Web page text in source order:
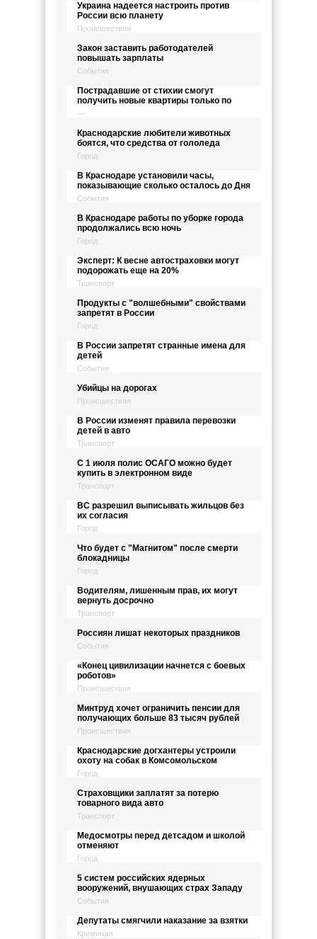
Украина надеется настроить против
России всю планету
Происшествия
Закон заставить работодателей
повышать зарплаты
События
Пострадавшие от стихии смогут
получить новые квартиры только по
---
Краснодарские любители животных
боятся, что средства от гололеда
Город
В Краснодаре установили часы,
показывающие сколько осталось до Дня
События
В Краснодаре работы по уборке города
продолжались всю ночь
Город
Эксперт: К весне автостраховки могут
подорожать еще на 20%
Транспорт
Продукты с "волшебными" свойствами
запретят в России
Город
В России запретят странные имена для
детей
События
Убийцы на дорогах
Происшествия
В России изменят правила перевозки
детей в авто
Транспорт
С 1 июля полис ОСАГО можно будет
купить в электронном виде
Транспорт
ВС разрешил выписывать жильцов без
их согласия
Город
Что будет с "Магнитом" после смерти
блокадницы
Город
Водителям, лишенным прав, их могут
вернуть досрочно
Транспорт
Россиян лишат некоторых праздников
События
«Конец цивилизации начнется с боевых
роботов»
Происшествия
Минтруд хочет ограничить пенсии для
получающих больше 83 тысяч рублей
Происшествия
Краснодарские догхантеры устроили
охоту на собак в Комсомольском
Город
Страховщики заплатят за потерю
товарного вида авто
Транспорт
Медосмотры перед детсадом и школой
отменяют
Город
5 систем российских ядерных
вооружений, внушающих страх Западу
События
Депутаты смягчили наказание за взятки
Криминал